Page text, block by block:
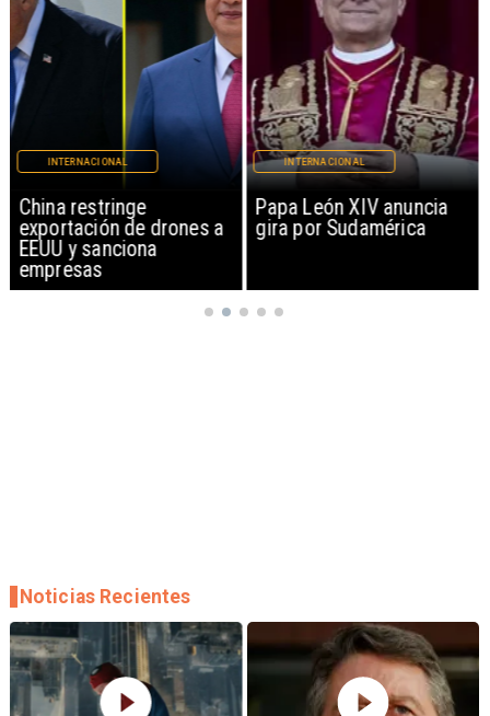
China restringe
exportación de drones a
EEUU y sanciona
empresas
INTERNACIONAL
Papa León XIV anuncia
gira por Sudamérica
INTERNACIONAL
Noticias Recientes